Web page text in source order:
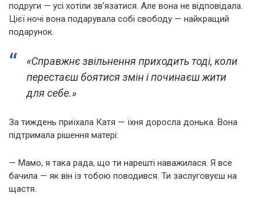
подруги — усі хотіли зв’язатися. Але вона не відповідала.
Цієї ночі вона подарувала собі свободу — найкращий
подарунок.
«Справжнє звільнення приходить тоді, коли
перестаєш боятися змін і починаєш жити
для себе.»
За тиждень приїхала Катя — їхня доросла донька. Вона
підтримала рішення матері:
— Мамо, я така рада, що ти нарешті наважилася. Я все
бачила — як він із тобою поводився. Ти заслуговуєш на
щастя.